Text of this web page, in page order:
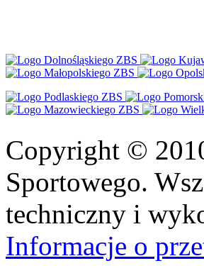
Copyright ©
Sportowego.
techniczny i
Informacje o